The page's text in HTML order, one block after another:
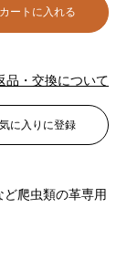
品・交換について
に入りに登録
爬虫類の革専用